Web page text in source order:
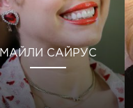
МАЙЛИ САЙРУС